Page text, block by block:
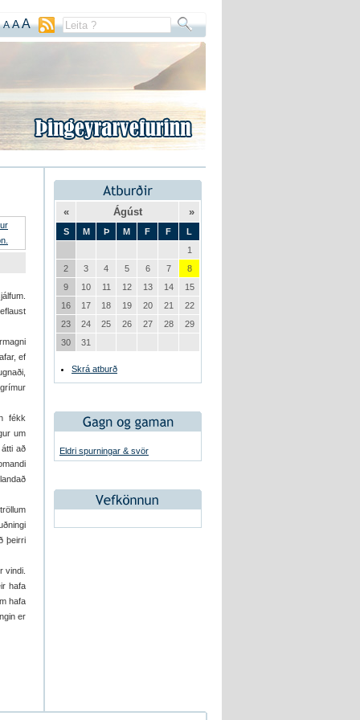
A AA
ef
fékk
um
að
þeirri
vindi.
hafa
hafa
er
« Ágúst »
S M Þ M F F
L
1
2
3 4 5 6 7
8
9
10 11 12 13 14
15
16
17 18 19 20 21
22
23
24 25 26 27 28
29
30
31
Skrá atburð
Eldri spurningar & svör